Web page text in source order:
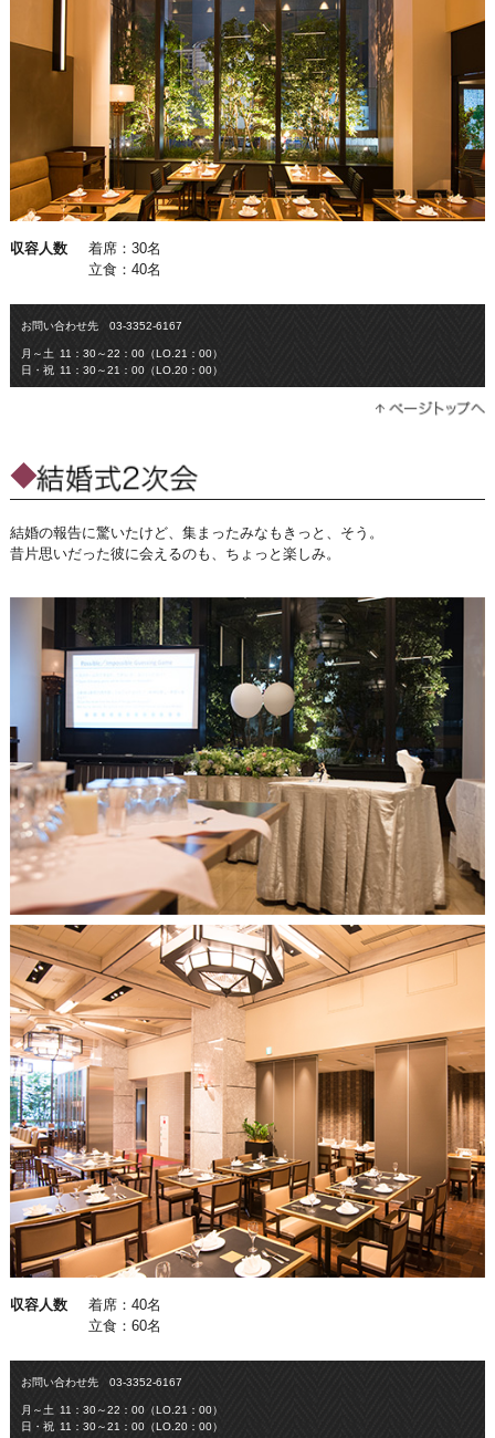
収容人数
着席：30名
立食：40名
お問い合わせ先 03-3352-6167
月～土
11：30～22：00（LO.21：00）
日・祝 11：30～21：00（LO.20：00）
結婚の報告に驚いたけど、集まったみなもきっと、そう。
昔片思いだった彼に会えるのも、ちょっと楽しみ。
収容人数
着席：40名
立食：60名
お問い合わせ先 03-3352-6167
月～土
11：30～22：00（LO.21：00）
日・祝 11：30～21：00（LO.20：00）